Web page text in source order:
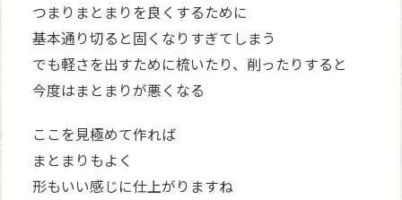
つまりまとまりを良くするために
基本通り切ると固くなりすぎてしまう
でも軽さを出すために梳いたり、削ったりすると
今度はまとまりが悪くなる
ここを見極めて作れば
まとまりもよく
形もいい感じに仕上がりますね